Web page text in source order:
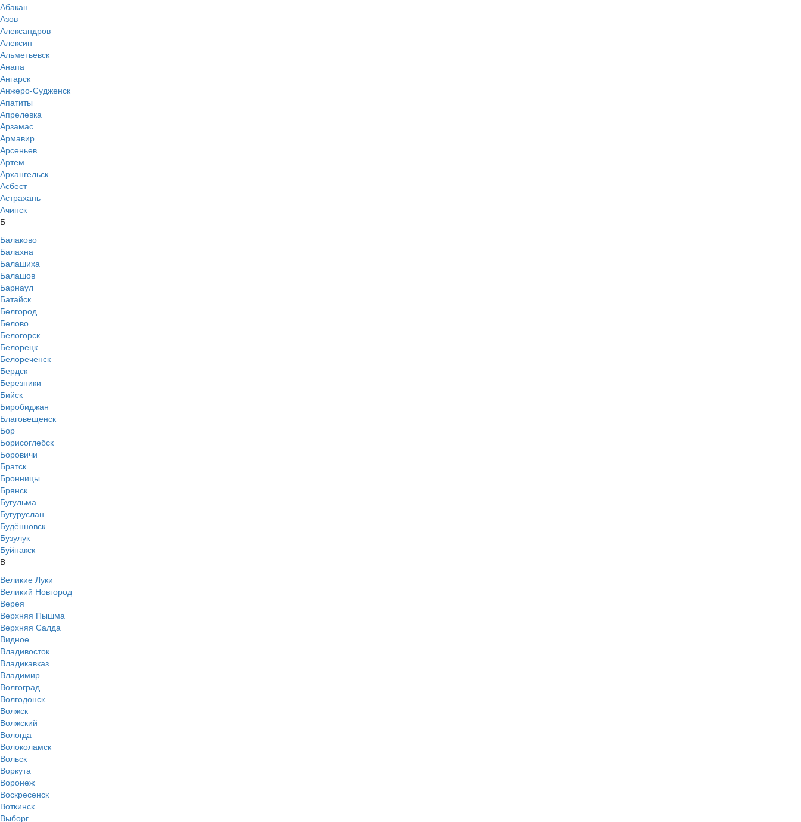
Абакан
Азов
Александров
Алексин
Альметьевск
Анапа
Ангарск
Анжеро-Судженск
Апатиты
Апрелевка
Арзамас
Армавир
Арсеньев
Артем
Архангельск
Асбест
Астрахань
Ачинск
Б
Балаково
Балахна
Балашиха
Балашов
Барнаул
Батайск
Белгород
Белово
Белогорск
Белорецк
Белореченск
Бердск
Березники
Бийск
Биробиджан
Благовещенск
Бор
Борисоглебск
Боровичи
Братск
Бронницы
Брянск
Бугульма
Бугуруслан
Будённовск
Бузулук
Буйнакск
В
Великие Луки
Великий Новгород
Верея
Верхняя Пышма
Верхняя Салда
Видное
Владивосток
Владикавказ
Владимир
Волгоград
Волгодонск
Волжск
Волжский
Вологда
Волоколамск
Вольск
Воркута
Воронеж
Воскресенск
Воткинск
Выборг